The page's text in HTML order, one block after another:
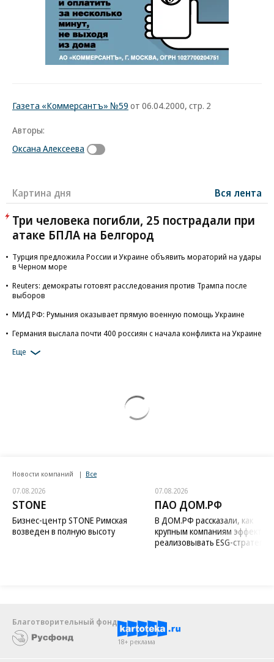
Газета «Коммерсантъ» №59 от 06.04.2000, стр. 2
Авторы:
Оксана Алексеева
Картина дня Вся лента
Три человека погибли, 25 пострадали при
атаке БПЛА на Белгород
Турция предложила России и Украине объявить мораторий на удары
в Черном море
Reuters: демократы готовят расследования против Трампа после
выборов
МИД РФ: Румыния оказывает прямую военную помощь Украине
Германия выслала почти 400 россиян с начала конфликта на Украине
Еще
Новости компаний Все
07.08.2026
STONE
Бизнес-центр STONE Римская
возведен в полную высоту
07.08.2026
ПАО ДОМ.РФ
В ДОМ.РФ рассказали, как
крупным компаниям
реализовывать ESG-стратегию
Благотворительный фонд
18+ реклама